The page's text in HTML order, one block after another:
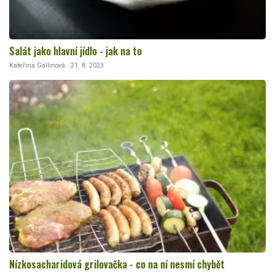
Salát jako hlavní jídlo - jak na to
Kateřina Gallinová · 21. 8. 2023
Nízkosacharidová grilovačka - co na ní nesmí chybět